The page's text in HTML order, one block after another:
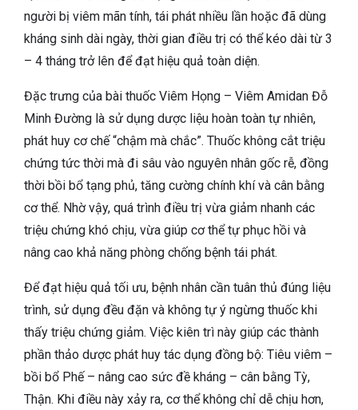
người bị viêm mãn tính, tái phát nhiều lần hoặc đã dùng
kháng sinh dài ngày, thời gian điều trị có thể kéo dài từ 3
– 4 tháng trở lên để đạt hiệu quả toàn diện.
Đặc trưng của bài thuốc Viêm Họng – Viêm Amidan Đỗ
Minh Đường là sử dụng dược liệu hoàn toàn tự nhiên,
phát huy cơ chế “chậm mà chắc”. Thuốc không cắt triệu
chứng tức thời mà đi sâu vào nguyên nhân gốc rễ, đồng
thời bồi bổ tạng phủ, tăng cường chính khí và cân bằng
cơ thể. Nhờ vậy, quá trình điều trị vừa giảm nhanh các
triệu chứng khó chịu, vừa giúp cơ thể tự phục hồi và
nâng cao khả năng phòng chống bệnh tái phát.
Để đạt hiệu quả tối ưu, bệnh nhân cần tuân thủ đúng liệu
trình, sử dụng đều đặn và không tự ý ngừng thuốc khi
thấy triệu chứng giảm. Việc kiên trì này giúp các thành
phần thảo dược phát huy tác dụng đồng bộ: Tiêu viêm –
bồi bổ Phế – nâng cao sức đề kháng – cân bằng Tỳ,
Thận. Khi điều này xảy ra, cơ thể không chỉ dễ chịu hơn,